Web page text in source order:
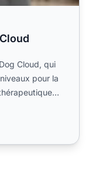
Cloud, qui
pour la